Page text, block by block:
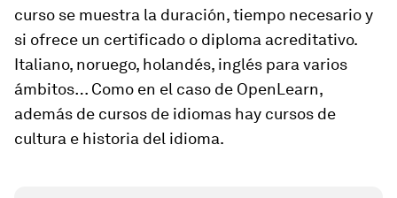
curso se muestra la duración, tiempo necesario y
si ofrece un certificado o diploma acreditativo.
Italiano, noruego, holandés, inglés para varios
ámbitos… Como en el caso de OpenLearn,
además de cursos de idiomas hay cursos de
cultura e historia del idioma.